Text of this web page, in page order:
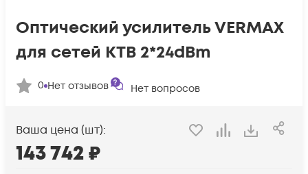
Оптический усилитель VERMAX
для сетей КТВ 2*24dBm
0 Нет отзывов Нет вопросов
Ваша цена (шт):
143 742₽